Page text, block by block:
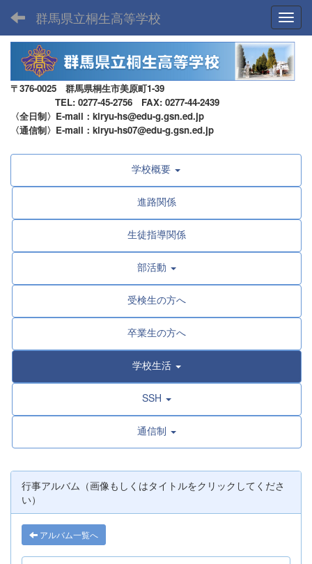
群馬県立桐生高等学校
〒376-0025 群馬県桐生市美原町1-39
TEL: 0277-45-2756 FAX: 0277-44-2439
〈全日制〉E-mail：kiryu-hs@edu-g.gsn.ed.jp
〈通信制〉E-mail：kiryu-hs07@edu-g.gsn.ed.jp
学校概要
進路関係
生徒指導関係
部活動
受検生の方へ
卒業生の方へ
学校生活
SSH
通信制
行事アルバム（画像もしくはタイトルをクリックしてくださ
い）
アルバム一覧へ